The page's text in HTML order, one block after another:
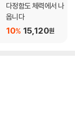
사물 영어로 말해보
주변 상황 묘사하기|
?
다정함도 체력에서 나
옵니다
15,120원
10%